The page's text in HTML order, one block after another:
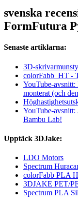
svenska
FormFutura
Senaste artiklarna:
3D-
colorFabb_HT -
YouTube-
monterat (och
YouTube-
Bambu Lab!
Upptäck 3DJake:
LDO Motors
Spectrum
colorFabb PLA
3DJAKE PET/
Spectrum PLA